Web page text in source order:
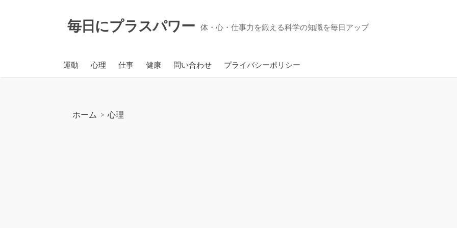
毎日にプラスパワー 体・心・仕事力を鍛える科学の知識を毎日アップ
運動 心理 仕事 健康 問い合わせ プライバシーポリシー
ホーム > 心理